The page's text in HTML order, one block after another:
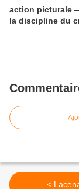
action picturale
la discipline du
<